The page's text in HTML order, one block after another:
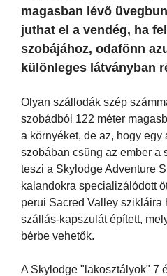
magasban lévő
juthat el a vendég, ha
szobájához, odafönn
különleges látványban
Olyan szállodák szép
szobádból 122 méter
a környéket, de az, hogy egy
szobában csüng az ember a
teszi a Skylodge Adventure
kalandokra specializálódott
perui Sacred Valley szikláira
szállás-kapszulát épített,
bérbe vehetők.
A Skylodge "lakosztályok" 7